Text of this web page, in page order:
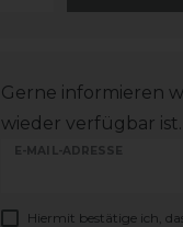
Gerne informieren
wieder verfügbar ist.
E-MAIL-ADRESSE
Hiermit bestätige ich,